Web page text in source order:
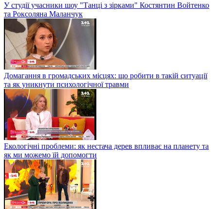
У студії учасники шоу "Танці з зірками" Костянтин Войтенко
та Роксоляна Маланчук
Домагання в громадських місцях: що робити в такій ситуації
та як уникнути психологічної травми
Екологічні проблеми: як нестача дерев впливає на планету та
як ми можемо їй допомогти